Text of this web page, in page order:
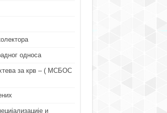
односа
за крв – ( МСБОС
и